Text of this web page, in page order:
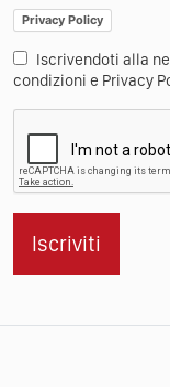
Privacy Policy
Iscrivendoti alla
condizioni e Privacy
Iscriviti